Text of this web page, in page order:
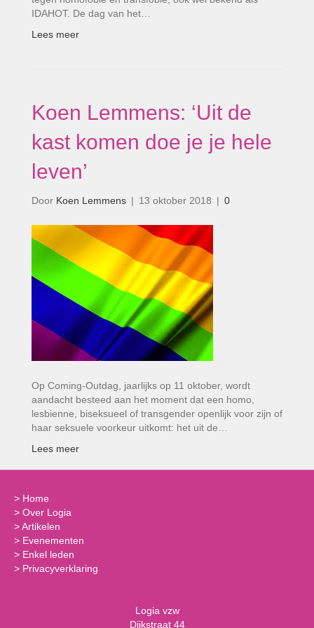
IDAHOT. De dag van het…
Lees meer
Koen Lemmens: ‘Uit de
kast komen doe je je hele
leven’
Door Koen Lemmens | 13 oktober 2018 | 0
Op Coming-Outdag, jaarlijks op 11 oktober, wordt
aandacht besteed aan het moment dat een homo,
lesbienne, biseksueel of transgender openlijk voor zijn of
haar seksuele voorkeur uitkomt: het uit de…
Lees meer
> Home
> Over Logia
>Artikelen
> Evenementen
> Enkel leden
> Privacyverklaring
Logia vzw
Dijkstraat 44